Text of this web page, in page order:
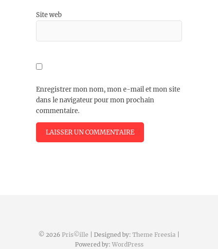
Site web
Enregistrer mon nom, mon e-mail et mon site
dans le navigateur pour mon prochain
commentaire.
© 2026 Pris©ille | Designed by: Theme Freesia
Powered by: WordPress